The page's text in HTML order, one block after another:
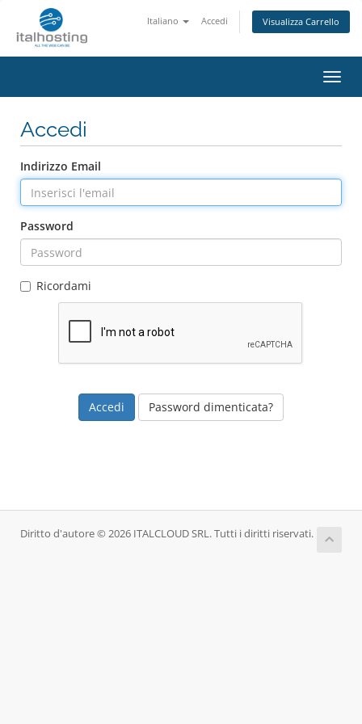
Italiano Accedi Visualizza Carrello
Attiva
Accedi
Indirizzo Email
Password
Ricordami
Password dimenticata?
Diritto d'autore © 2026 ITALCLOUD SRL. Tutti i diritti riservati.